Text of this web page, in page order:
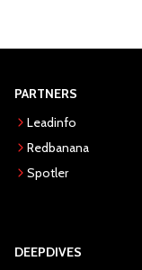
PARTNERS
Leadinfo
Redbanana
Spotler
DEEPDIVES